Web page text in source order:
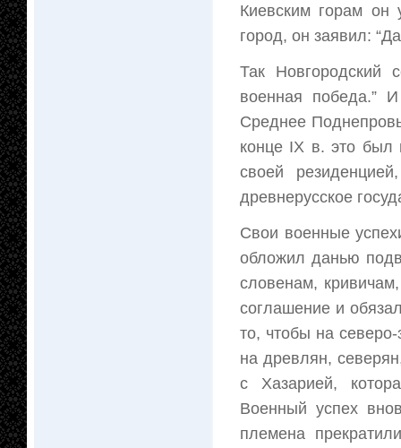
Киевским горам
город, он заявил:
Так
военная победа.”
Среднее
конце IX в. это был
своей
древнерусское
Свои военные
обложил данью
словенам,
соглашение и
то, чтобы на
на древлян,
с Хазарией,
Военный успех
племена